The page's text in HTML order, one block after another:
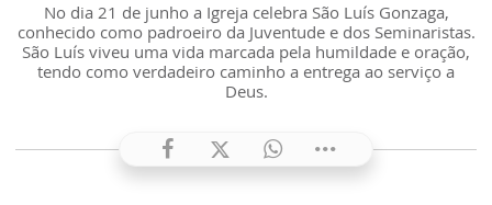
No dia 21 de junho a Igreja celebra São Luís Gonzaga,
conhecido como padroeiro da Juventude e dos Seminaristas.
São Luís viveu uma vida marcada pela humildade e oração,
tendo como verdadeiro caminho a entrega ao serviço a
Deus.